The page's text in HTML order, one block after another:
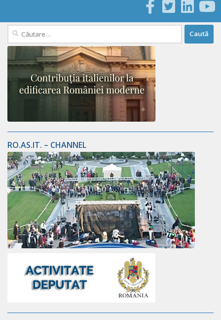
Caută
după:
RO.AS.IT. – CHANNEL